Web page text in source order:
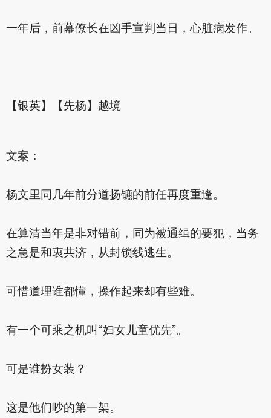
一年后，前幕僚长在凶手宣判当日，心脏病发作。
【银英】【先杨】越境
文案：
杨文里同几年前分道扬镳的前任再度重逢。
在算清当年是非对错前，同为被通缉的要犯，当务
之急是和衷共济，从封锁线逃生。
可惜道理谁都懂，操作起来却有些难。
有一个可乘之机叫“妇女儿童优先”。
可是谁扮女装？
这是他们吵的第一架。